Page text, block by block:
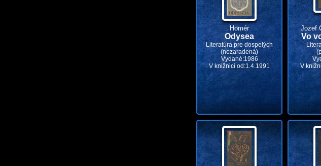
Homér
Odysea
Literatúra pre dospelých
(nezaradená)
Vydané:1986
V knižnici od:1.4.1991
Jozef
Vo
V